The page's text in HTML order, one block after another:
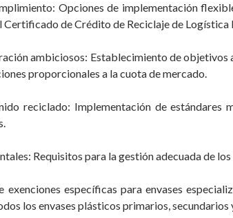
Opciones de implementación
de Crédito de Reciclaje de Logística
ambiciosos: Establecimiento de objetivos
proporcionales a la cuota de mercado.
reciclado: Implementación de estándares
Requisitos para la gestión adecuada de
exenciones específicas para envases
los envases plásticos primarios,